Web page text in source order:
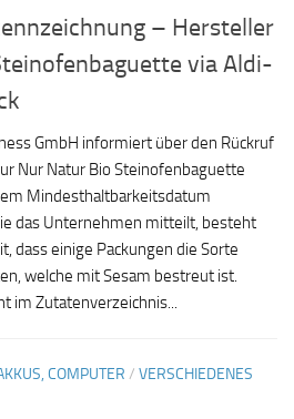
– Hersteller
via Aldi-
GmbH informiert über den Rückruf
Nur Natur Bio Steinofenbaguette
Mindesthaltbarkeitsdatum
das Unternehmen mitteilt, besteht
dass einige Packungen die Sorte
welche mit Sesam bestreut ist.
im Zutatenverzeichnis...
COMPUTER / VERSCHIEDENES